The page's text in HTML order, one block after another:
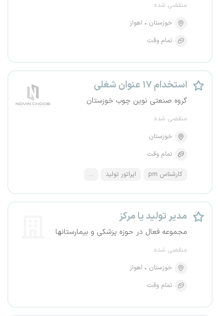
منقضی شده
خوزستان
اهواز
تمام وقت
استخدام ۱۷ عنوان شغلی
گروه صنعتی نوین چوب خوزستان
منقضی شده
خوزستان
تمام وقت
کارشناس pm اپراتور تولید ...
مدیر تولید یا مرکز
مجموعه فعال در حوزه پزشکی و بیمارستانها
منقضی شده
خوزستان
اهواز
تمام وقت